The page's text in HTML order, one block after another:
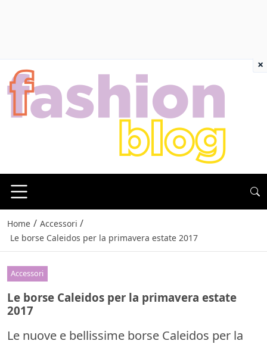
Home / Accessori /
Le borse Caleidos per la primavera estate 2017
Accessori
Le borse Caleidos per la primavera estate
2017
Le nuove e bellissime borse Caleidos per la
×